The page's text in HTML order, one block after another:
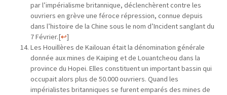
par l’impérialisme britannique, déclenchèrent contre les
ouvriers en grève une féroce répression, connue depuis
dans l’histoire de la Chine sous le nom d’Incident sanglant du
7 Février.[↩]
Les Houillères de Kailouan était la dénomination générale
donnée aux mines de Kaiping et de Louantcheou dans la
province du Hopei. Elles constituent un important bassin qui
occupait alors plus de 50.000 ouvriers. Quand les
impérialistes britanniques se furent emparés des mines de